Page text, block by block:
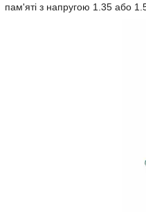
пам'яті з напругою 1.35 або